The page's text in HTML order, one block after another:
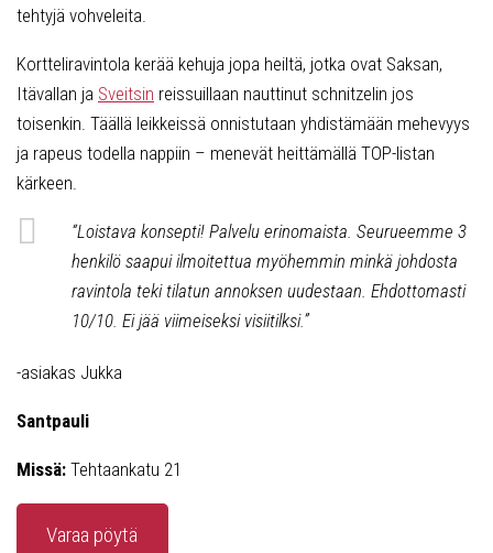
tehtyjä vohveleita.
Kortteliravintola kerää kehuja jopa heiltä, jotka ovat Saksan,
Itävallan ja Sveitsin reissuillaan nauttinut schnitzelin jos
toisenkin. Täällä leikkeissä onnistutaan yhdistämään mehevyys
ja rapeus todella nappiin – menevät heittämällä TOP-listan
kärkeen.
“Loistava konsepti! Palvelu erinomaista. Seurueemme 3
henkilö saapui ilmoitettua myöhemmin minkä johdosta
ravintola teki tilatun annoksen uudestaan. Ehdottomasti
10/10. Ei jää viimeiseksi visiitilksi.”
-asiakas Jukka
Santpauli
Missä: Tehtaankatu 21
Varaa pöytä